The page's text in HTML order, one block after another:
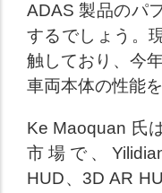
ADAS 製品のパ
するでしょう。
触しており、今
車両本体の性能
Ke Maoquan 氏
市場で、
HUD、3D AR